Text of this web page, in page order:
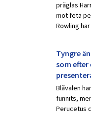
präglas
mot feta
Rowling
Tyngre
som efter
Blåvalen
funnits,
Perucetus